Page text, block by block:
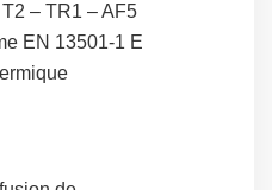
– TR1 – AF5
EN 13501-1 E